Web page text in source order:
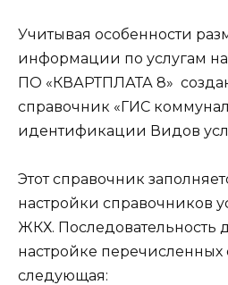
Учитывая особенности
информации по услугам
ПО «КВАРТПЛАТА 8»
справочник «ГИС
идентификации Видов
Этот справочник
настройки справочников
ЖКХ. Последовательность
настройке перечисленных
следующая: